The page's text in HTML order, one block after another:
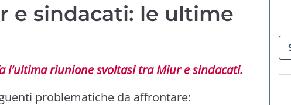
e sindacati: le ultime
l'ultima riunione svoltasi tra Miur e sindacati.
problematiche da affrontare: